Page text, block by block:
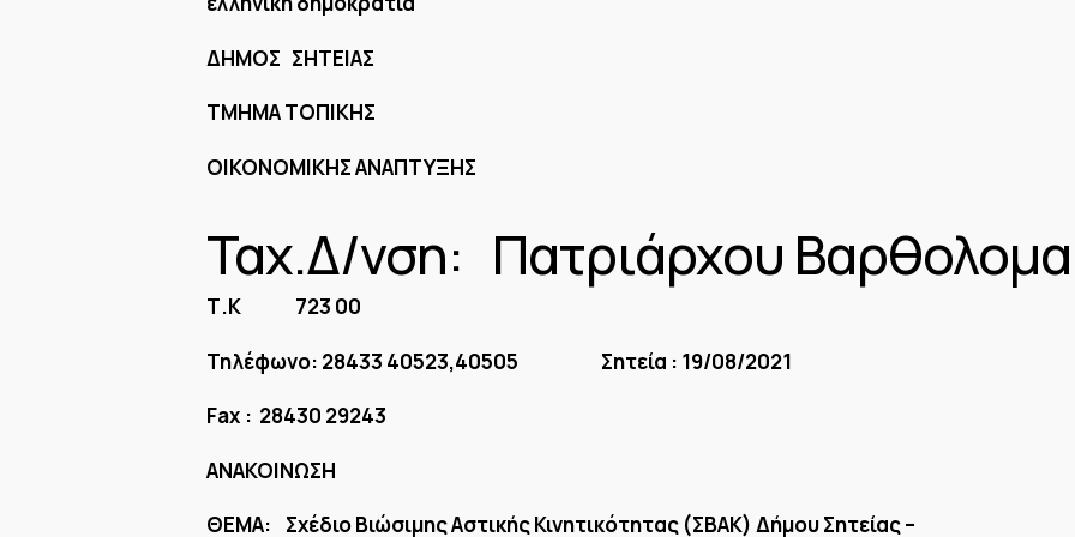
ΔΗΜΟΣ ΣΗΤΕΙΑΣ
ΤΜΗΜΑ ΤΟΠΙΚΗΣ
ΟΙΚΟΝΟΜΙΚΗΣ ΑΝΑΠΤΥΞΗΣ
Ταχ.Δ/νση: Πατριάρχου
Τ.Κ 723 00
Τηλέφωνο: 28433 40523,40505 Σητεία : 19/08/2021
Fax : 28430 29243
ΑΝΑΚΟΙΝΩΣΗ
ΘΕΜΑ: Σχέδιο Βιώσιμης Αστικής Κινητικότητας (ΣΒΑΚ) Δήμου Σητείας –